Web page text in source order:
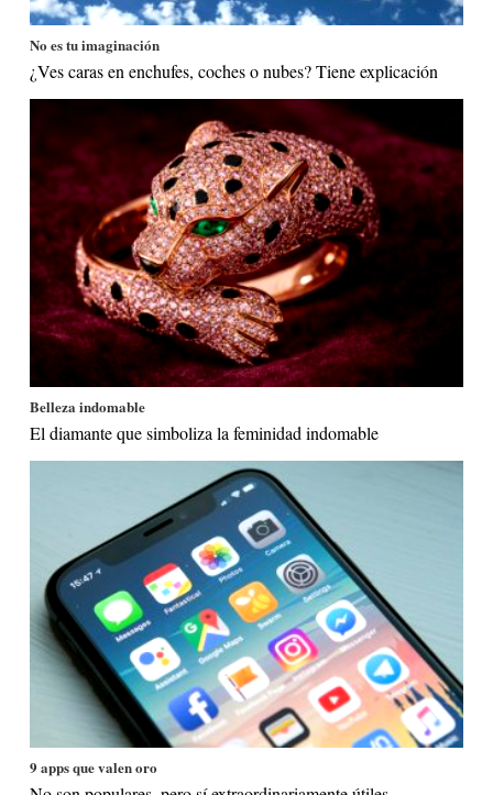
No es tu imaginación
¿Ves caras en enchufes, coches o nubes? Tiene explicación
Belleza indomable
El diamante que simboliza la feminidad indomable
9 apps que valen oro